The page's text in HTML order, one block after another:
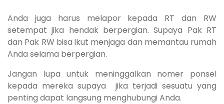
Anda juga harus melapor kepada RT dan RW
setempat jika hendak berpergian. Supaya Pak RT
dan Pak RW bisa ikut menjaga dan memantau rumah
Anda selama berpergian.
Jangan lupa untuk meninggalkan nomer ponsel
kepada mereka supaya jika terjadi sesuatu yang
penting dapat langsung menghubungi Anda.